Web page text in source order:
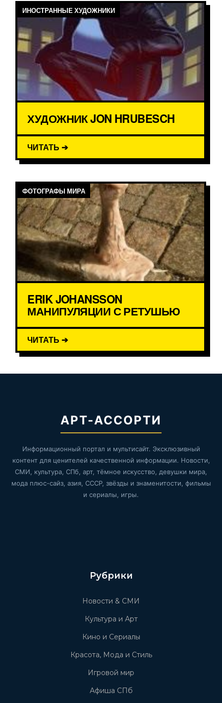
ИНОСТРАННЫЕ ХУДОЖНИКИ
ХУДОЖНИК JON HRUBESCH
ЧИТАТЬ ➔
ФОТОГРАФЫ МИРА
ERIK JOHANSSON
МАНИПУЛЯЦИИ С РЕТУШЬЮ
ЧИТАТЬ ➔
АРТ-АССОРТИ
Информационный портал и мультисайт. Эксклюзивный
контент для ценителей качественной информации. Новости,
СМИ, культура, СПб, арт, тёмное искусство, девушки мира,
мода плюс-сайз, азия, СССР, звёзды и знаменитости, фильмы
и сериалы, игры.
Рубрики
Новости & СМИ
Культура и Арт
Кино и Сериалы
Красота, Мода и Стиль
Игровой мир
Афиша СПб